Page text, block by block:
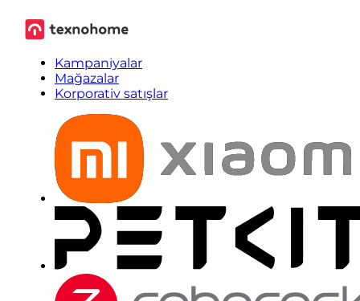
Kampaniyalar
Mağazalar
Korporativ satışlar